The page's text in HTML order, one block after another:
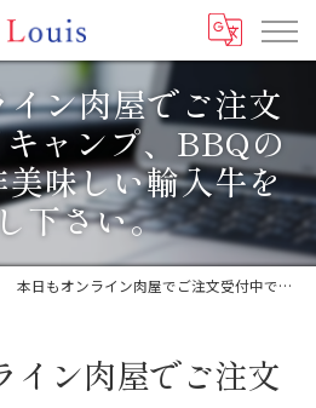
ン肉屋でご注文
ャンプ、BBQの
美味しい輸入牛を
下さい。
本日もオンライン肉屋でご注文受付中です！キャンプ、BBQのシーンで是非美味しい輸入牛をお試し下さい。
イン肉屋でご注文